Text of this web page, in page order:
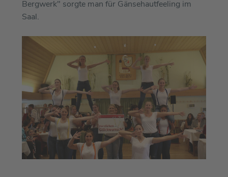
Bergwerk" sorgte man für Gänsehautfeeling im
Saal.